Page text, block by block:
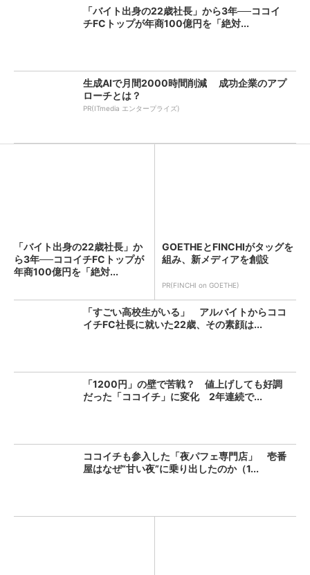
「バイト出身の22歳社長」から3年──ココイ
チFCトップが年商100億円を「絶対...
生成AIで月間2000時間削減 成功企業のアプ
ローチとは？
PR(ITmedia エンタープライズ)
「バイト出身の22歳社長」か
ら3年──ココイチFCトップが
年商100億円を「絶対...
GOETHEとFINCHIがタッグを
組み、新メディアを創設
PR(FINCHI on GOETHE)
「すごい高校生がいる」 アルバイトからココ
イチFC社長に就いた22歳、その素顔は...
「1200円」の壁で苦戦？ 値上げしても好調
だった「ココイチ」に変化 2年連続で...
ココイチも参入した「夜パフェ専門店」 壱番
屋はなぜ“甘い夜”に乗り出したのか（1...